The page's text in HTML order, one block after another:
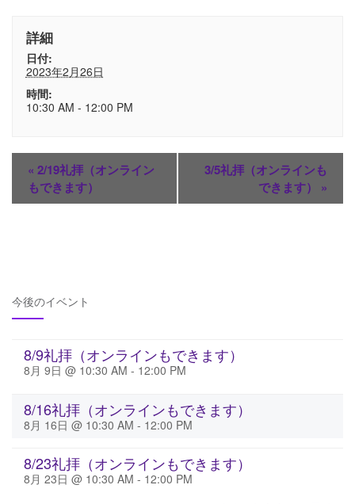
詳細
日付:
2023年2月26日
時間:
10:30 AM - 12:00 PM
« 2/19礼拝（オンライン
もできます）
3/5礼拝（オンラインも
できます） »
今後のイベント
8/9礼拝（オンラインもできます）
8月 9日 @ 10:30 AM - 12:00 PM
8/16礼拝（オンラインもできます）
8月 16日 @ 10:30 AM - 12:00 PM
8/23礼拝（オンラインもできます）
8月 23日 @ 10:30 AM - 12:00 PM